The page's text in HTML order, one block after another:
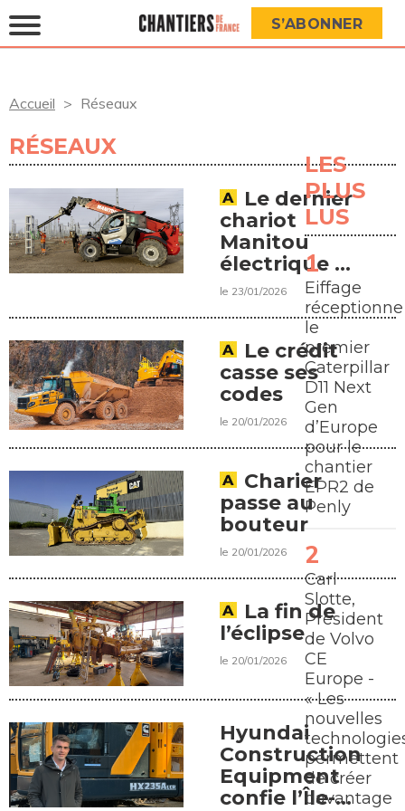
S’ABONNER
Accueil Réseaux
RÉSEAUX
Le dernier
chariot
Manitou
électrique à
l'essai chez
le 23/01/2026
Le crédit
casse ses
codes
le 20/01/2026
Charier
passe au
bouteur
le 20/01/2026
La fin de
l’éclipse
le 20/01/2026
Hyundai
Construction
Equipment
confie l’Île-
LES
PLUS
LUS
Eiffage
réceptionne
le
premier
Caterpillar
D11 Next
Gen
d’Europe
pour le
chantier
EPR2 de
Penly
Carl
Slotte,
Président
de Volvo
CE
Europe -
« Les
nouvelles
permettent
de créer
davantage